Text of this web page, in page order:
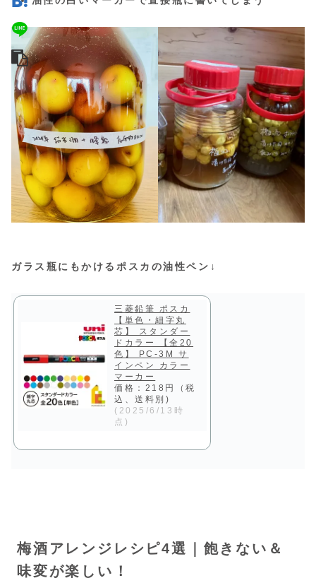
ガラス瓶にもかけるポスカの油性ペン↓
三菱鉛筆 ポスカ
【単色・細字丸
芯】 スタンダー
ドカラー 【全20
色】 PC-3M サ
インペン カラー
マーカー
価格：218円（税
込、送料別)
(2025/6/13時
点)
梅酒アレンジレシピ4選｜飽きない＆
味変が楽しい！